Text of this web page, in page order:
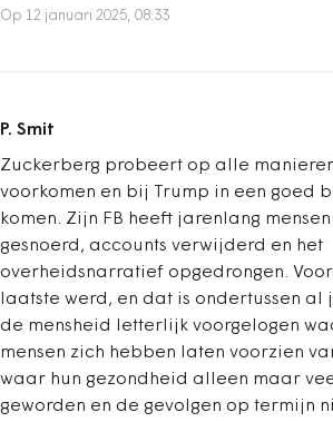
Op 12 januari 2025, 08:33
P. Smit
Zuckerberg probeert op alle
voorkomen en bij Trump in een goed
komen. Zijn FB heeft jarenlang
gesnoerd, accounts verwijderd en het
overheidsnarratief opgedrongen.
laatste werd, en dat is ondertussen
de mensheid letterlijk voorgelogen
mensen zich hebben laten voorzien
waar hun gezondheid alleen maar
geworden en de gevolgen op termijn